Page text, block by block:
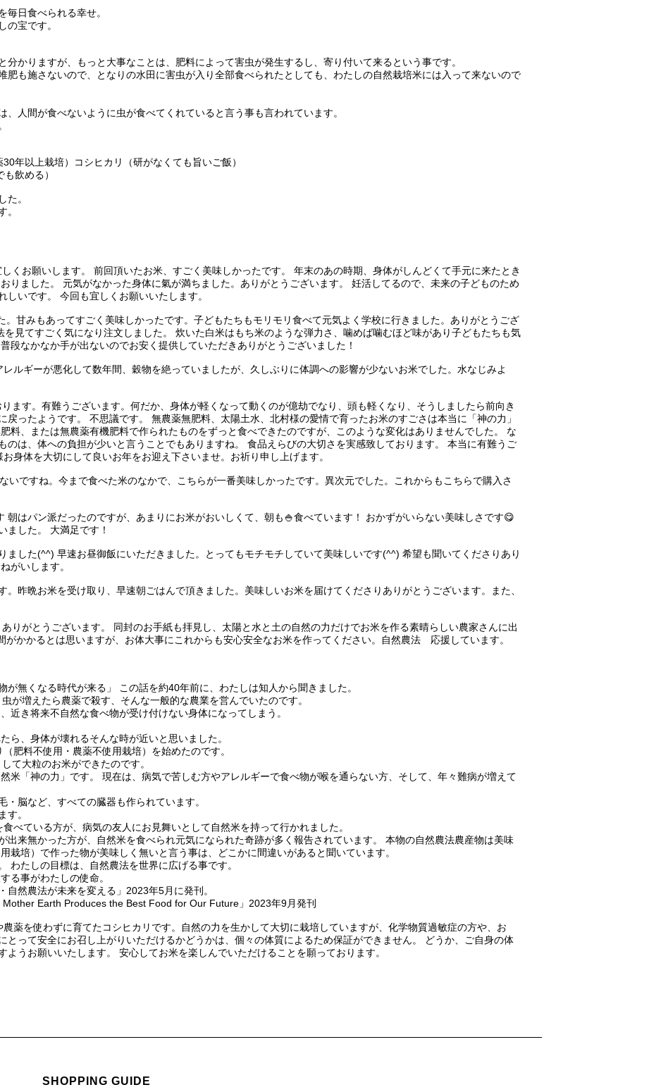
毎日食べられる幸せ。
の宝です。
分かりますが、もっと大事なことは、肥料によって害虫が発生するし、寄り付いて来るという事です。
肥も施さないので、となりの水田に害虫が入り全部食べられたとしても、わたしの自然栽培米には入って来ないので
人間が食べないように虫が食べてくれていると言う事も言われています。
年以上栽培）コシヒカリ（研がなくても旨いご飯）
飲める）
た。
。
くお願いします。 前回頂いたお米、すごく美味しかったです。 年末のあの時期、身体がしんどくて手元に来たとき
りました。 元気がなかった身体に氣が満ちました。ありがとうございます。 妊活してるので、未来の子どものため
いです。 今回も宜しくお願いいたします。
。甘みもあってすごく美味しかったです。子どもたちもモリモリ食べて元気よく学校に行きました。ありがとうござ
見てすごく気になり注文しました。 炊いた白米はもち米のような弾力さ、噛めば噛むほど味があり子どもたちも気
段なかなか手が出ないのでお安く提供していただきありがとうございました！
ルギーが悪化して数年間、穀物を絶っていましたが、久しぶりに体調への影響が少ないお米でした。水なじみよ
ます。有難うございます。何だか、身体が軽くなって動くのが億劫でなり、頭も軽くなり、そうしましたら前向き
戻ったようです。 不思議です。 無農薬無肥料、太陽土水、北村様の愛情で育ったお米のすごさは本当に「神の力」
料、または無農薬有機肥料で作られたものをずっと食べできたのですが、このような変化はありませんでした。 な
のは、体への負担が少いと言うことでもありますね。 食品えらびの大切さを実感致しております。 本当に有難うご
身体を大切にして良いお年をお迎え下さいませ。お祈り申し上げます。
いですね。今まで食べた米のなかで、こちらが一番美味しかったです。異次元でした。これからもこちらで購入さ
朝はパン派だったのですが、あまりにお米がおいしくて、朝も🍚食べています！ おかずがいらない美味しさです😋
ました。 大満足です！
ました(^^) 早速お昼御飯にいただきました。とってもモチモチしていて美味しいです(^^) 希望も聞いてくださりあり
がいします。
昨晩お米を受け取り、早速朝ごはんで頂きました。美味しいお米を届けてくださりありがとうございます。また、
りがとうございます。 同封のお手紙も拝見し、太陽と水と土の自然の力だけでお米を作る素晴らしい農家さんに出
がかかるとは思いますが、お体大事にこれからも安心安全なお米を作ってください。自然農法 応援しています。
が無くなる時代が来る」 この話を約40年前に、わたしは知人から聞きました。
が増えたら農薬で殺す、そんな一般的な農業を営んでいたのです。
近き将来不自然な食べ物が受け付けない身体になってしまう。
ら、身体が壊れるそんな時が近いと思いました。
肥料不使用・農薬不使用栽培）を始めたのです。
て大粒のお米ができたのです。
米「神の力」です。 現在は、病気で苦しむ方やアレルギーで食べ物が喉を通らない方、そして、年々難病が増えて
・脳など、すべての臓器も作られています。
す。
べている方が、病気の友人にお見舞いとして自然米を持って行かれました。
出来無かった方が、自然米を食べられ元気になられた奇跡が多く報告されています。 本物の自然農法農産物は美味
栽培）で作った物が美味しく無いと言う事は、どこかに間違いがあると聞いています。
わたしの目標は、自然農法を世界に広げる事です。
る事がわたしの使命。
自然農法が未来を変える」2023年5月に発刊。
Earth Produces the Best Food for Our Future」2023年9月発刊
薬を使わずに育てたコシヒカリです。自然の力を生かして大切に栽培していますが、化学物質過敏症の方や、お
とって安全にお召し上がりいただけるかどうかは、個々の体質によるため保証ができません。 どうか、ご自身の体
ようお願いいたします。 安心してお米を楽しんでいただけることを願っております。
SHOPPING GUIDE